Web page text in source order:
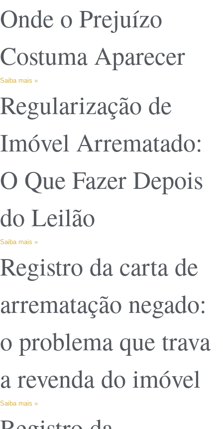
Onde o Prejuízo
Costuma Aparecer
Saiba mais »
Regularização de
Imóvel Arrematado:
O Que Fazer Depois
do Leilão
Saiba mais »
Registro da carta de
arrematação negado:
o problema que trava
a revenda do imóvel
Saiba mais »